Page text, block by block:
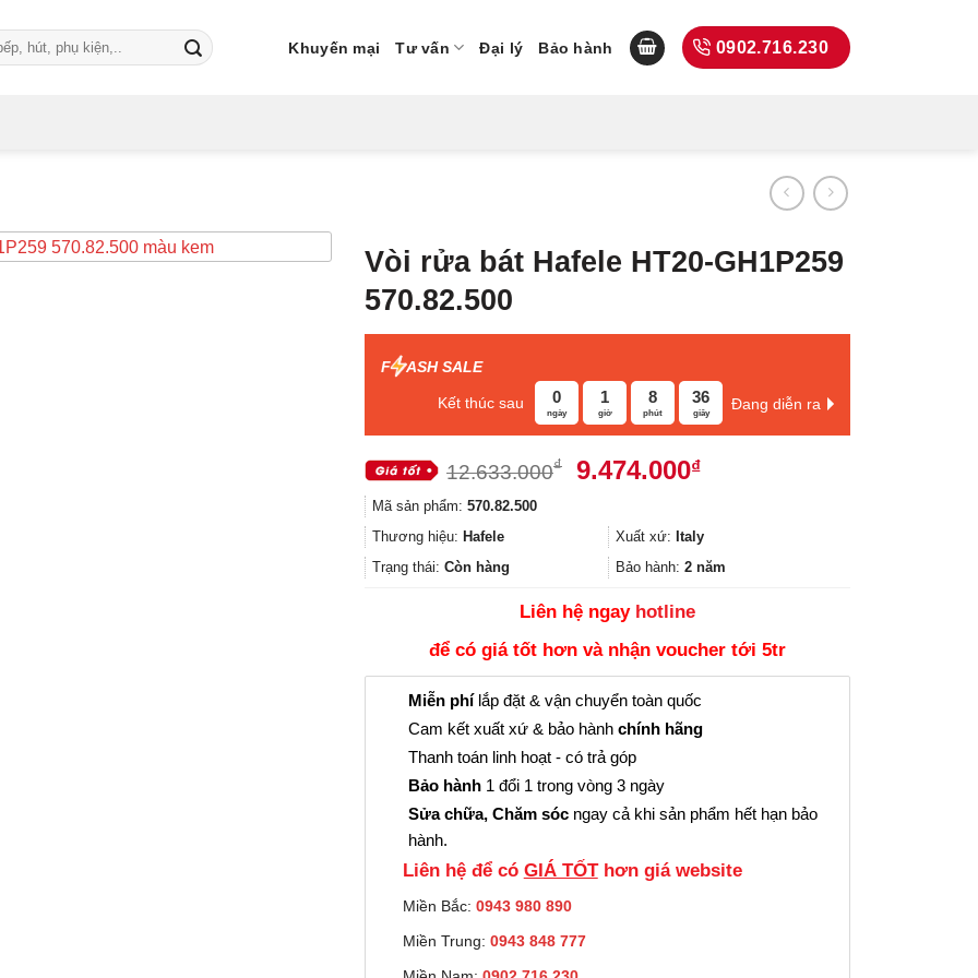
Khuyến mại Tư vấn Đại lý Bảo hành 0902.716.230
Vòi rửa bát Hafele HT20-GH1P259
570.82.500
F ASH SALE
Kết thúc sau 0
ngày
1
giờ
8
phút
35
giây
Đang diễn ra
12.633.000₫
Giá
12.633.000₫.
9.474.000₫Giá
là:
9.474.000₫.
Mã sản phẩm: 570.82.500
Thương hiệu: Hafele Xuất xứ: Italy
Trạng thái: Còn hàng Bảo hành: 2 năm
Liên hệ ngay hotline
để có giá tốt hơn và nhận voucher tới 5tr
Miễn phílắp đặt & vận chuyển toàn quốc
Cam kết xuất xứ & bảo hành chính hãng
Thanh toán linh hoạt - có trả góp
Bảo hành 1 đổi 1 trong vòng 3 ngày
Sửa chữa, Chăm sóc ngay cả khi sản phẩm hết hạn bảo
hành.
Liên hệ để có GIÁ TỐThơn giá website
Miền Bắc: 0943 980 890
Miền Trung: 0943 848 777